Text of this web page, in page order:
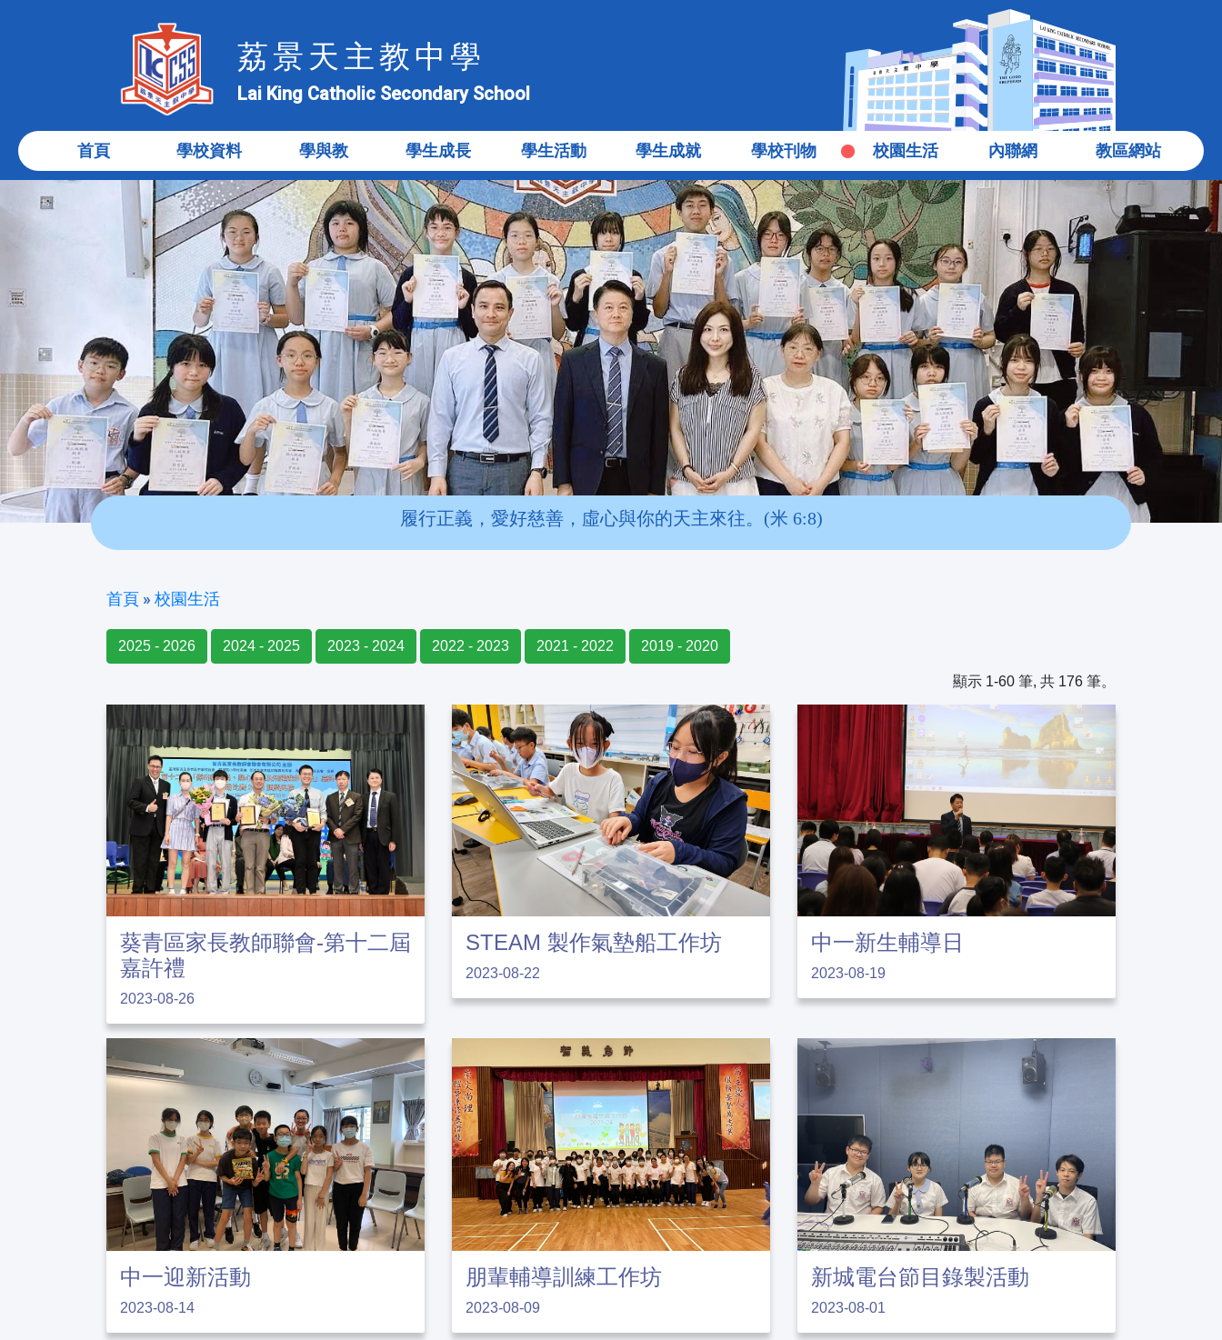
荔景天主教中學
Lai King Catholic Secondary School
首頁 學校資料 學與教 學生成長 學生活動 學生成就 學校刊物 校園生活 內聯網 教區網站
履行正義，愛好慈善，虛心與你的天主來往。(米 6:8)
首頁 » 校園生活
2025 - 2026 2024 - 2025 2023 - 2024 2022 - 2023 2021 - 2022 2019 - 2020
顯示 1-60 筆, 共 176 筆。
葵青區家長教師聯會-第十二屆
嘉許禮
2023-08-26
STEAM 製作氣墊船工作坊
2023-08-22
中一新生輔導日
2023-08-19
中一迎新活動
2023-08-14
朋輩輔導訓練工作坊
2023-08-09
新城電台節目錄製活動
2023-08-01